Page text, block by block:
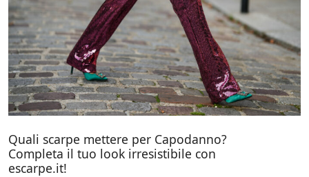
Quali scarpe mettere per Capodanno?
Completa il tuo look irresistibile con
escarpe.it!